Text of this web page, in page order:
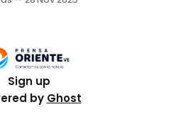
en Perú. En la
Sign up
by Ghost